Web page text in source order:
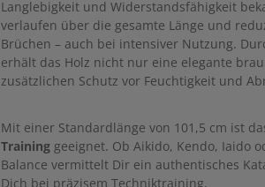
Langlebigkeit und Widerstandsfähigkeit
verlaufen über die gesamte Länge und
Brüchen – auch bei intensiver Nutzung.
erhält das Holz nicht nur eine elegante
zusätzlichen Schutz vor Feuchtigkeit und
Mit einer Standardlänge von 101,5 cm ist
Traininggeeignet. Ob Aikido, Kendo, Iaido
Balance vermittelt Dir ein authentisches
Dich bei präzisem Techniktraining.